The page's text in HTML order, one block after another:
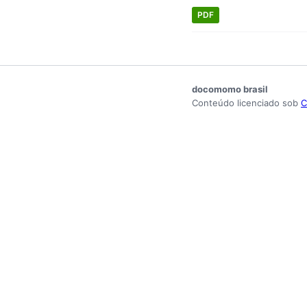
PDF
docomomo brasil
Conteúdo licenciado sob